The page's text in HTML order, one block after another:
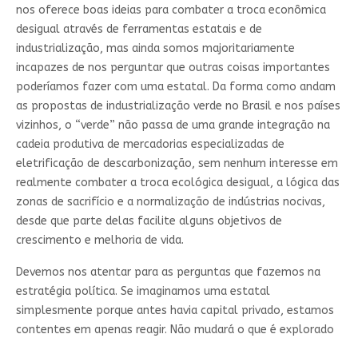
nos oferece boas ideias para combater a troca econômica
desigual através de ferramentas estatais e de
industrialização, mas ainda somos majoritariamente
incapazes de nos perguntar que outras coisas importantes
poderíamos fazer com uma estatal. Da forma como andam
as propostas de industrialização verde no Brasil e nos países
vizinhos, o “verde” não passa de uma grande integração na
cadeia produtiva de mercadorias especializadas de
eletrificação de descarbonização, sem nenhum interesse em
realmente combater a troca ecológica desigual, a lógica das
zonas de sacrifício e a normalização de indústrias nocivas,
desde que parte delas facilite alguns objetivos de
crescimento e melhoria de vida.
Devemos nos atentar para as perguntas que fazemos na
estratégia política. Se imaginamos uma estatal
simplesmente porque antes havia capital privado, estamos
contentes em apenas reagir. Não mudará o que é explorado